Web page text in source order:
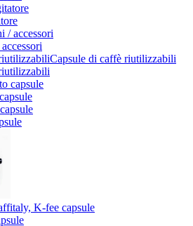
Capsule di caffè riutilizzabili
K-fee capsule